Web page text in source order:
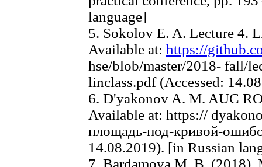
language]
5. Sokolov E. A. Lecture 4.
Available at: https://
hse/blob/master/2018- fall/
linclass.pdf (Accessed:
6. D'yakonov A. M. AUC
Available at: https://
площадь-под-кривой-
14.08.2019). [in Russian